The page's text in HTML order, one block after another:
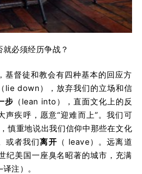
必须经历争战？
基督徒和教会有四种基本的回应方
（lie down），放弃我们的立场和信
步 （lean into），直面文化上的反
声疾呼，愿意“迎难而上”。我们可
慎重地说出我们信仰中那些在文化
或者我们离开 （ leave）。远离道
纪美国一座臭名昭著的城市，充满
注）。